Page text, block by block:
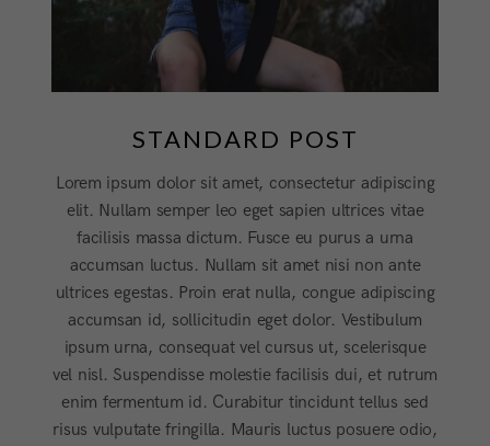
STANDARD POST
Lorem ipsum dolor sit amet, consectetur adipiscing
elit. Nullam semper leo eget sapien ultrices vitae
facilisis massa dictum. Fusce eu purus a urna
accumsan luctus. Nullam sit amet nisi non ante
ultrices egestas. Proin erat nulla, congue adipiscing
accumsan id, sollicitudin eget dolor. Vestibulum
ipsum urna, consequat vel cursus ut, scelerisque
vel nisl. Suspendisse molestie facilisis dui, et rutrum
enim fermentum id. Curabitur tincidunt tellus sed
risus vulputate fringilla. Mauris luctus posuere odio,